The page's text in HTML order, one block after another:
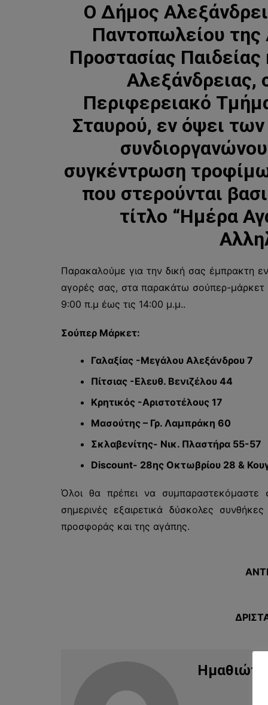
Ο Δήμος
Παντοπωλείου της
Προστασίας
Αλεξάνδρειας,
Περιφερειακό
Σταυρού, εν όψει
συγκέντρωση
που στερούνται
τίτλο “Ημέρα
Παρακαλούμε για την δική σας έμπρακτη
αγορές σας, στα παρακάτω σούπερ-μάρκετ
9:00 π.μ έως τις 14:00 μ.μ..
Σούπερ Μάρκετ:
Γαλαξίας -Μεγάλου Αλεξάνδρου 7
Πίτσιας -Ελευθ. Βενιζέλου 44
Κρητικός -Αριστοτέλους 17
Μασούτης – Γρ. Λαμπράκη 60
Σκλαβενίτης- Νικ. Πλαστήρα 55-57
Discount- 28ης Οκτωβρίου 28 &
Όλοι θα πρέπει να συμπαραστεκόμαστε
σημερινές εξαιρετικά δύσκολες
προσφοράς και της αγάπης.
Ημαθιώτης